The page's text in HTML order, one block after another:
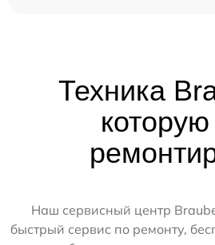
Техника
Наш сервисный центр
быстрый сервис по ремонту,